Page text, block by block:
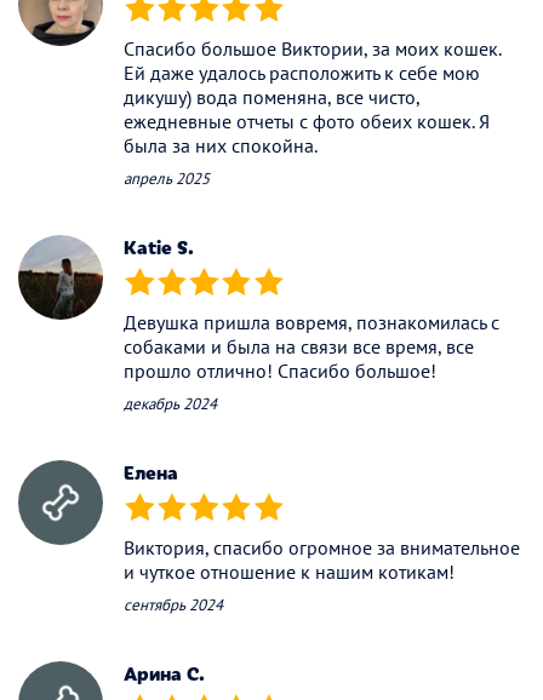
(*) (*) (*) (*) (*)
Спасибо большое Виктории, за моих кошек.
Ей даже удалось расположить к себе мою
дикушу) вода поменяна, все чисто,
ежедневные отчеты с фото обеих кошек. Я
была за них спокойна.
апрель 2025
Katie S.
(*) (*) (*) (*) (*)
Девушка пришла вовремя, познакомилась с
собаками и была на связи все время, все
прошло отлично! Спасибо большое!
декабрь 2024
Елена
(*) (*) (*) (*) (*)
Виктория, спасибо огромное за внимательное
и чуткое отношение к нашим котикам!
сентябрь 2024
Арина С.